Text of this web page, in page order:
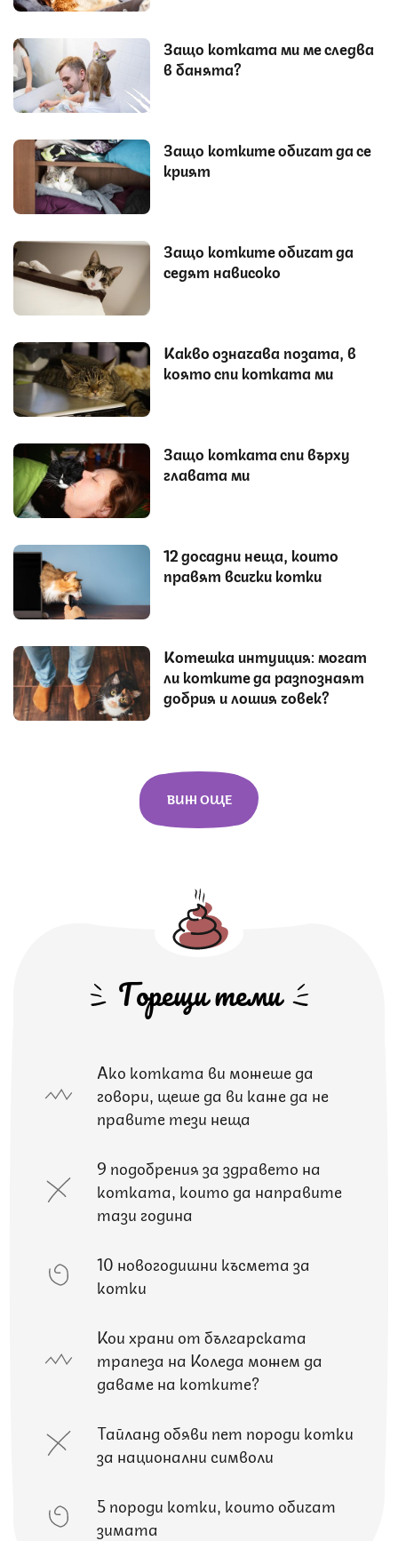
Защо котката ми ме следва
в банята?
Защо котките обичат да се
крият
Защо котките обичат да
седят нависоко
Какво означава позата, в
която спи котката ми
Защо котката спи върху
главата ми
12 досадни неща, които
правят всички котки
Котешка интуиция: могат
ли котките да разпознаят
добрия и лошия човек?
ВИЖ ОЩЕ
Горещи теми
Ако котката ви можеше да
говори, щеше да ви каже да не
правите тези неща
9 подобрения за здравето на
котката, които да направите
тази година
10 новогодишни късмета за
котки
Кои храни от българската
трапеза на Коледа можем да
даваме на котките?
Тайланд обяви пет породи котки
за национални символи
5 породи котки, които обичат
зимата